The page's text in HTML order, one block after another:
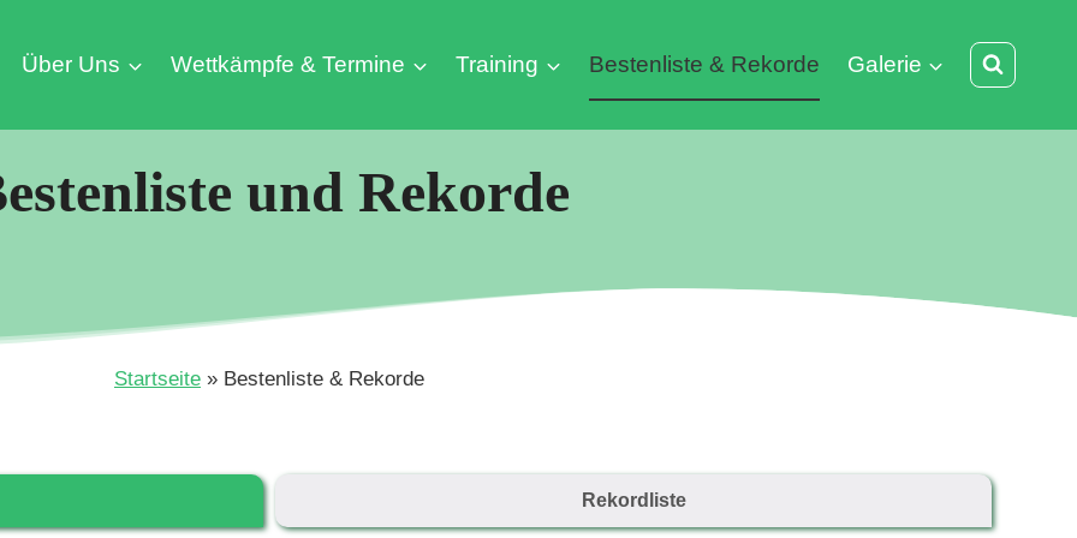
Über Uns Wettkämpfe & Termine Training Bestenliste & Rekorde Galerie
und Rekorde
Startseite » Bestenliste & Rekorde
Rekordliste